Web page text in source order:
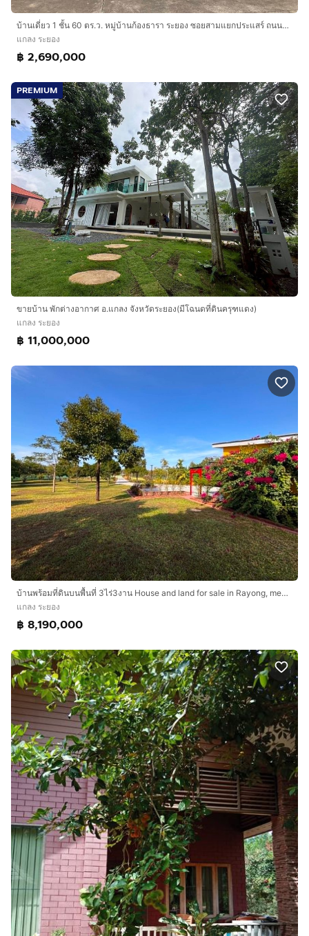
บ้านเดี่ยว 1 ชั้น 60 ตร.ว. หมู่บ้านก้องธารา ระยอง ซอยสามแยกประแสร์ ถนนสุขุมวิท ถนนเทศบาลทุ่งควายกิน27 แกลง ระยอง
แกลง ระยอง
฿ 2,690,000
PREMIUM
ขายบ้าน พักต่างอากาศ อ.แกลง จังหวัดระยอง(มีโฉนดที่ดินครุฑแดง)​​​​​
แกลง ระยอง
฿ 11,000,000
บ้านพร้อมที่ดินบนพื้นที่ 3ไร่3งาน House and land for sale in Rayong, measuring 3 rai and 3 ngan.
แกลง ระยอง
฿ 8,190,000